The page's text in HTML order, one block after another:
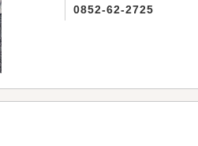
0852-62-2725